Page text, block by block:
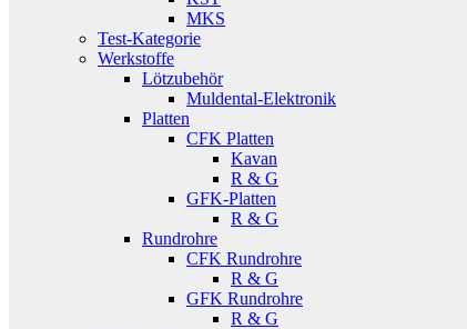
MKS
Test-Kategorie
Werkstoffe
Lötzubehör
Muldental-Elektronik
Platten
CFK Platten
Kavan
R & G
GFK-Platten
R & G
Rundrohre
CFK Rundrohre
R & G
GFK Rundrohre
R & G